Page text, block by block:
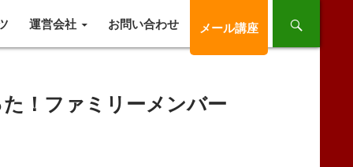
運営会社 お問い合わせ メール講座
！ファミリーメンバー